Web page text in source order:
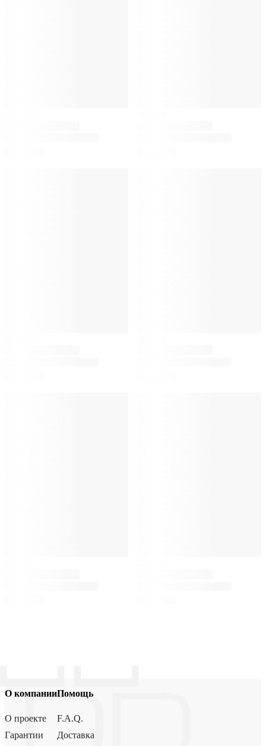
О компании
О проекте
Гарантии
Помощь
F.A.Q.
Доставка